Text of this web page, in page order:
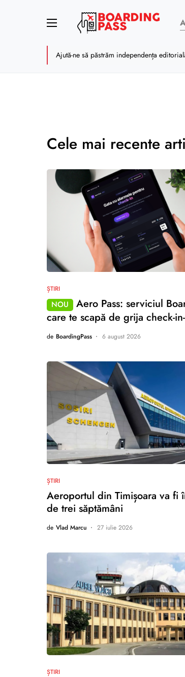
Ajută-ne să păstrăm independența
Cele mai recente
ȘTIRI
NOU
Aero Pass: serviciul
care te scapă de grija check-
de BoardingPass 6 august 2026
ȘTIRI
Aeroportul din Timișoara va fi
de trei săptămâni
de Vlad Marcu 27 iulie 2026
ȘTIRI